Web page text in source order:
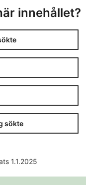
innehållet?
sökte
1.1.2025